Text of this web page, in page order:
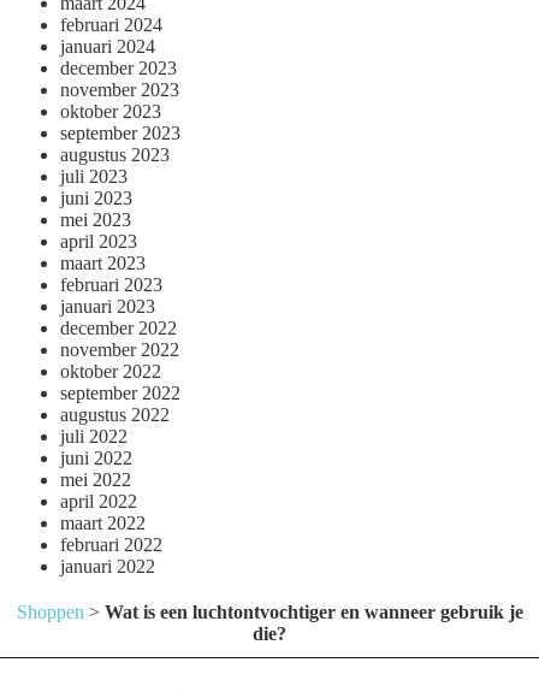
februari 2024
januari 2024
december 2023
november 2023
oktober 2023
september 2023
augustus 2023
juli 2023
juni 2023
mei 2023
april 2023
maart 2023
februari 2023
januari 2023
december 2022
november 2022
oktober 2022
september 2022
augustus 2022
juli 2022
juni 2022
mei 2022
april 2022
maart 2022
februari 2022
januari 2022
Shoppen > Wat is een luchtontvochtiger en wanneer gebruik je
die?